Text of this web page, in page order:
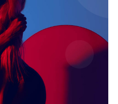
Janta
Hindi Akhbaar